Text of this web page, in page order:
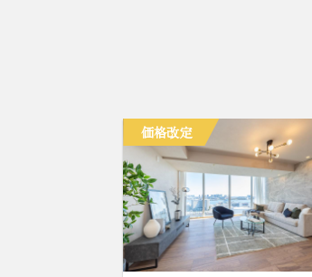
価格改定